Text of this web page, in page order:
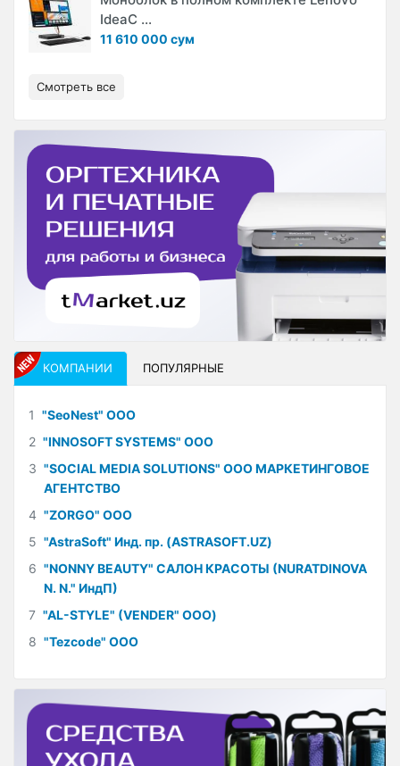
IdeaC ...
11 610 000 сум
Смотреть все
КОМПАНИИ ПОПУЛЯРНЫЕ
1 "SeoNest" ООО
2 "INNOSOFT SYSTEMS" ООО
3 "SOCIAL MEDIA SOLUTIONS" ООО МАРКЕТИНГОВОЕ
АГЕНТСТВО
4 "ZORGO" ООО
5 "AstraSoft" Инд. пр. (ASTRASOFT.UZ)
6 "NONNY BEAUTY" САЛОН КРАСОТЫ (NURATDINOVA
N. N." ИндП)
7 "AL-STYLE" (VENDER" ООО)
8 "Tezcode" ООО